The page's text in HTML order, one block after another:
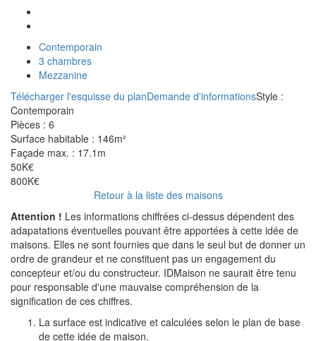
Contemporain
3 chambres
Mezzanine
Télécharger l'esquisse du planDemande d'informationsStyle :
Contemporain
Pièces : 6
Surface habitable : 146m²
Façade max. : 17.1m
50K€
800K€
Retour à la liste des maisons
Attention ! Les informations chiffrées ci-dessus dépendent des
adapatations éventuelles pouvant être apportées à cette idée de
maisons. Elles ne sont fournies que dans le seul but de donner un
ordre de grandeur et ne constituent pas un engagement du
concepteur et/ou du constructeur. IDMaison ne saurait être tenu
pour responsable d'une mauvaise compréhension de la
signification de ces chiffres.
La surface est indicative et calculées selon le plan de base
de cette idée de maison.